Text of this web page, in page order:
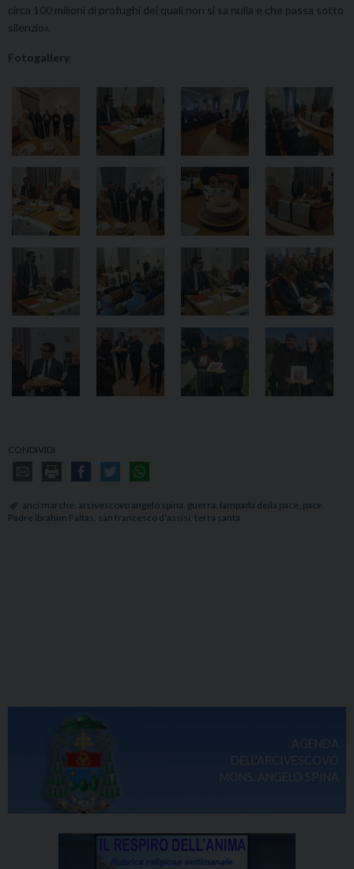
circa 100 milioni di profughi dei quali non si sa nulla e che passa sotto
silenzio».
Fotogallery
CONDIVIDI
anci marche arcivescovo angelo spina guerra lampada della pace pace
Padre Ibrahim Faltas san francesco d'assisi terra santa
AGENDA
DELL'ARCIVESCOVO
MONS. ANGELO SPINA